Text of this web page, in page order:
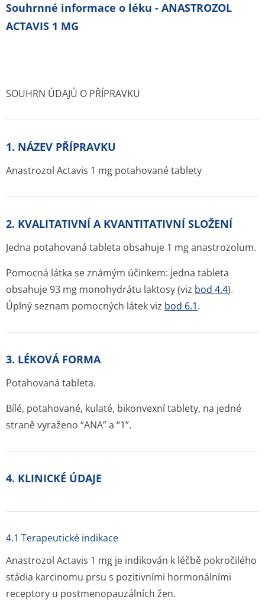
Souhrnné informace o léku - ANASTROZOL
ACTAVIS 1 MG
SOUHRN ÚDAJŮ O PŘÍPRAVKU
1. NÁZEV PŘÍPRAVKU
Anastrozol Actavis 1 mg potahované tablety
2. KVALITATIVNÍ A KVANTITATIVNÍ SLOŽENÍ
Jedna potahovaná tableta obsahuje 1 mg anastrozolum.
Pomocná látka se známým účinkem: jedna tableta
obsahuje 93 mg monohydrátu laktosy (viz bod 4.4).
Úplný seznam pomocných látek viz bod 6.1.
3. LÉKOVÁ FORMA
Potahovaná tableta.
Bílé, potahované, kulaté, bikonvexní tablety, na jedné
straně vyraženo “ANA” a “1”.
4. KLINICKÉ ÚDAJE
4.1 Terapeutické indikace
Anastrozol Actavis 1 mg je indikován k léčbě pokročilého
stádia karcinomu prsu s pozitivními hormonálními
receptory u postmenopau­zálních žen.